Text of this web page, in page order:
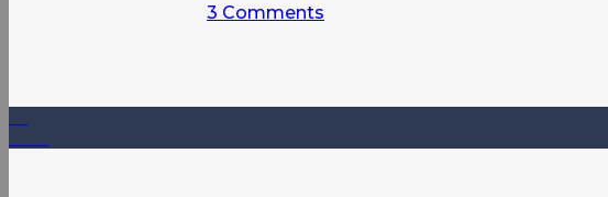
3 Comments